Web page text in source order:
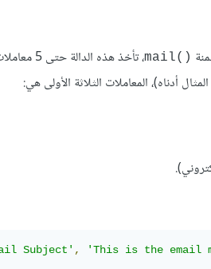
mail()‎
، تأخذ
أدناه)، المعاملات الثلاثة الأولى هي:
Subject' , 'This is the email